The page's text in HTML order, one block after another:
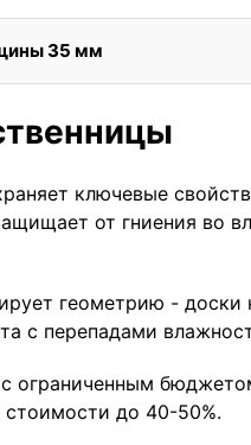
35 мм
ключевые
от гниения во
геометрию -
с перепадами
ограниченным
до 40-50%.